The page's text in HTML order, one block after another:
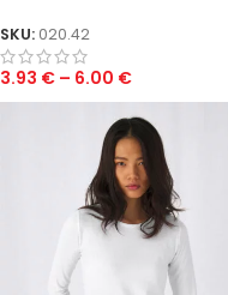
SKU: 020.42
3.93 € – 6.00 €